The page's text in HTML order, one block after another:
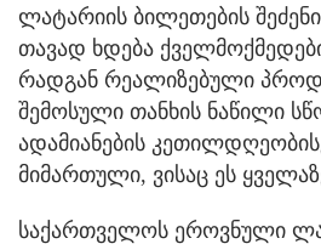
ლატარიის ბილეთების
თავად ხდება
რადგან რეალიზებული
შემოსული თანხის ნაწილი
ადამიანების
მიმართული, ვისაც ეს
საქართველოს ეროვნული